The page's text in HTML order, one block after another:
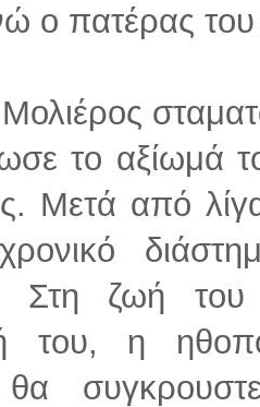
ο πατέρας του
το αξίωμά
Μετά από
Στη ζωή
του, η
θα